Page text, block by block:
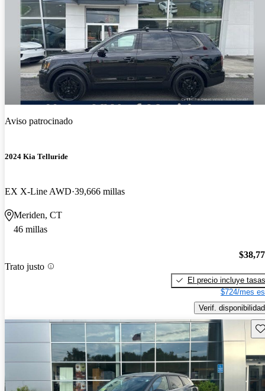
Aviso patrocinado
2024 Kia Telluride
EX X-Line AWD 39,666 millas
Meriden, CT
46 millas
Trato justo
El precio incluye tasas
$724/mes
Verif. disponibilidad